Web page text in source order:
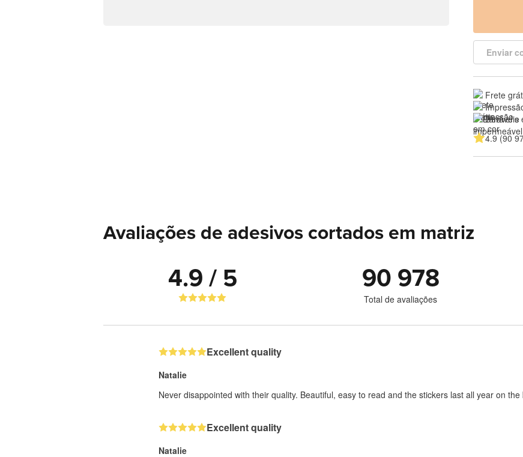
Enviar
Frete
Duráveis
4.9 (90
Avaliações de adesivos cortados em matriz
4.9 / 5 90 978
Total de avaliações
Excellent quality
Natalie
Never disappointed with their quality. Beautiful, easy to read and the stickers last all year on
Excellent quality
Natalie